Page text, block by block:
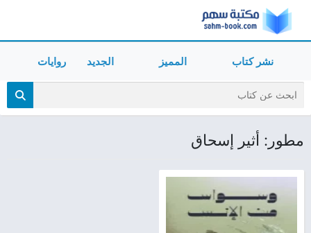
نشر كتاب المميز الجديد روايات
مطور: أثير إسحاق